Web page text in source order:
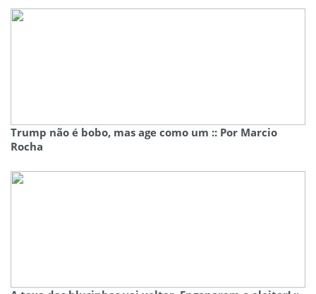
Trump não é bobo, mas age como um :: Por Marcio
Rocha